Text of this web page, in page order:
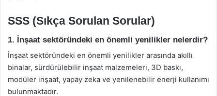
SSS (Sıkça Sorulan Sorular)
1. İnşaat sektöründeki en önemli yenilikler nelerdir?
İnşaat sektöründeki en önemli yenilikler arasında akıllı
binalar, sürdürülebilir inşaat malzemeleri, 3D baskı,
modüler inşaat, yapay zeka ve yenilenebilir enerji kullanımı
bulunmaktadır.